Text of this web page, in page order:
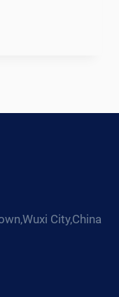
City,China